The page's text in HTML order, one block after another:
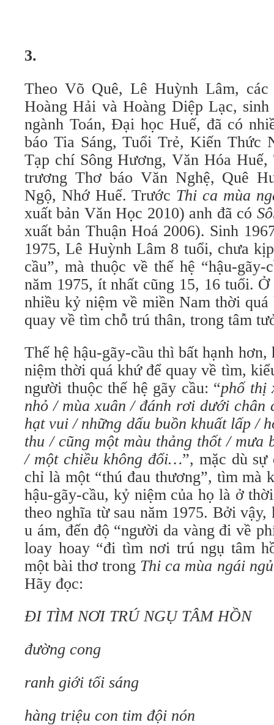
3.
Theo Võ Quê, Lê Huỳnh Lâm,
Hoàng Hải và Hoàng Diệp Lạc,
ngành Toán, Đại học Huế, đã có
báo Tia Sáng, Tuổi Trẻ, Kiến Thức
Tạp chí Sông Hương, Văn Hóa Huế,
trương Thơ báo Văn Nghệ, Quê
Ngộ, Nhớ Huế. Trước Thi ca mùa
xuất bản Văn Học 2010) anh đã có
xuất bản Thuận Hoá 2006). Sinh
1975, Lê Huỳnh Lâm 8 tuổi, chưa
cầu”, mà thuộc về thế hệ “hậu-gãy-
năm 1975, ít nhất cũng 15, 16 tuổi.
nhiều kỷ niệm về miền Nam thời
quay về tìm chỗ trú thân, trong tâm
Thế hệ hậu-gãy-cầu thì bất hạnh
niệm thời quá khứ để quay về tìm,
người thuộc thế hệ gãy cầu: “phố thị
nhỏ / mùa xuân / đánh rơi dưới chân
hạt vui / những dấu buồn khuất lấp /
thu / cũng một màu thảng thốt / mưa
/ một chiều không đổi…”, mặc dù
chỉ là một “thú đau thương”, tìm mà
hậu-gãy-cầu, kỷ niệm của họ là ở
theo nghĩa từ sau năm 1975. Bởi
u ám, đến độ “người da vàng đi về
loay hoay “đi tìm nơi trú ngụ tâm
một bài thơ trong Thi ca mùa ngái ngủ
Hãy đọc:
ĐI TÌM NƠI TRÚ NGỤ TÂM HỒN
đường cong
ranh giới tối sáng
hàng triệu con tim đội nón